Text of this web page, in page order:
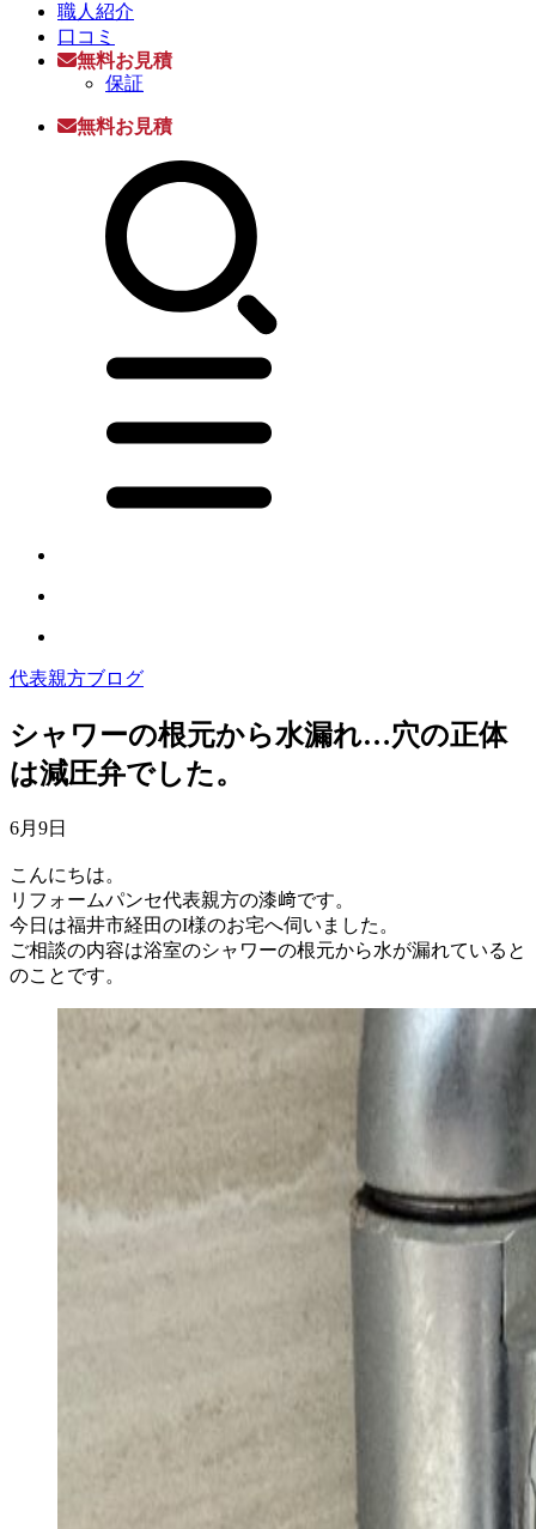
職人紹介
口コミ
無料お見積
保証
無料お見積
代表親方ブログ
シャワーの根元から水漏れ…穴の正体
は減圧弁でした。
6月9日
こんにちは。
リフォームパンセ代表親方の漆﨑です。
今日は福井市経田のI様のお宅へ伺いました。
ご相談の内容は浴室のシャワーの根元から水が漏れていると
のことです。